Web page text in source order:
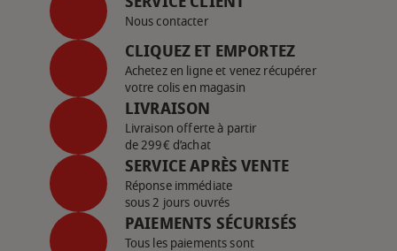
Nous contacter
CLIQUEZ ET EMPORTEZ
Achetez en ligne et venez récupérer
votre colis en magasin
LIVRAISON
Livraison offerte à partir
de 299€ d’achat
SERVICE APRÈS VENTE
Réponse immédiate
sous 2 jours ouvrés
PAIEMENTS SÉCURISÉS
Tous les paiements sont